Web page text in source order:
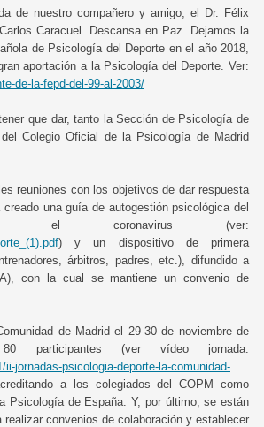
de nuestro compañero y amigo, el Dr. Félix
Caracuel. Descansa en Paz. Dejamos la
de Psicología del Deporte en el año 2018,
aportación a la Psicología del Deporte. Ver:
de-la-fepd-del-99-al-2003/
que dar, tanto la Sección de Psicología de
Colegio Oficial de la Psicología de Madrid
reuniones con los objetivos de dar respuesta
una guía de autogestión psicológica del
el coronavirus (ver:
) y un dispositivo de primera
árbitros, padres, etc.), difundido a
con la cual se mantiene un convenio de
de Madrid el 29-30 de noviembre de
(ver vídeo jornada:
jornadas-psicologia-deporte-la-comunidad-
a los colegiados del COPM como
Psicología de España. Y, por último, se están
convenios de colaboración y establecer